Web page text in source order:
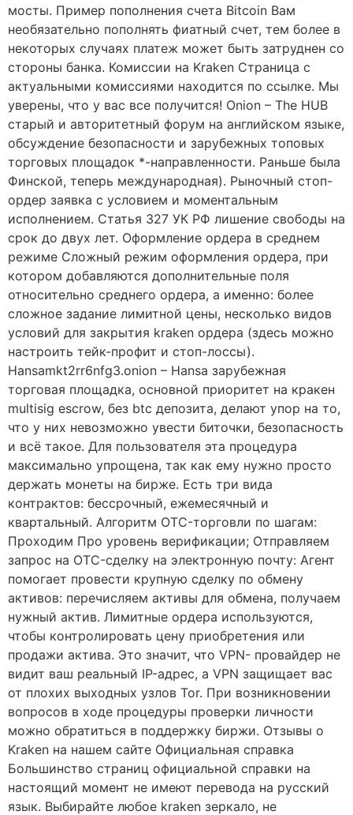
мосты. Пример пополнения счета Bitcoin Вам
необязательно пополнять фиатный счет, тем более в
некоторых случаях платеж может быть затруднен со
стороны банка. Комиссии на Kraken Страница с
актуальными комиссиями находится по ссылке. Мы
уверены, что у вас все получится! Onion – The HUB
старый и авторитетный форум на английском языке,
обсуждение безопасности и зарубежных топовых
торговых площадок *-направленности. Раньше была
Финской, теперь международная). Рыночный стоп-
ордер заявка с условием и моментальным
исполнением. Статья 327 УК РФ лишение свободы на
срок до двух лет. Оформление ордера в среднем
режиме Сложный режим оформления ордера, при
котором добавляются дополнительные поля
относительно среднего ордера, а именно: более
сложное задание лимитной цены, несколько видов
условий для закрытия kraken ордера (здесь можно
настроить тейк-профит и стоп-лоссы).
Hansamkt2rr6nfg3.onion – Hansa зарубежная
торговая площадка, основной приоритет на кракен
multisig escrow, без btc депозита, делают упор на то,
что у них невозможно увести биточки, безопасность
и всё такое. Для пользователя эта процедура
максимально упрощена, так как ему нужно просто
держать монеты на бирже. Есть три вида
контрактов: бессрочный, ежемесячный и
квартальный. Алгоритм OTC-торговли по шагам:
Проходим Про уровень верификации; Отправляем
запрос на OTC-сделку на электронную почту: Агент
помогает провести крупную сделку по обмену
активов: перечисляем активы для обмена, получаем
нужный актив. Лимитные ордера используются,
чтобы контролировать цену приобретения или
продажи актива. Это значит, что VPN- провайдер не
видит ваш реальный IP-адрес, а VPN защищает вас
от плохих выходных узлов Tor. При возникновении
вопросов в ходе процедуры проверки личности
можно обратиться в поддержку биржи. Отзывы о
Kraken на нашем сайте Официальная справка
Большинство страниц официальной справки на
настоящий момент не имеют перевода на русский
язык. Выбирайте любое kraken зеркало, не